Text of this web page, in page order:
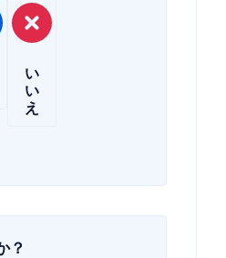
い
い
え
？